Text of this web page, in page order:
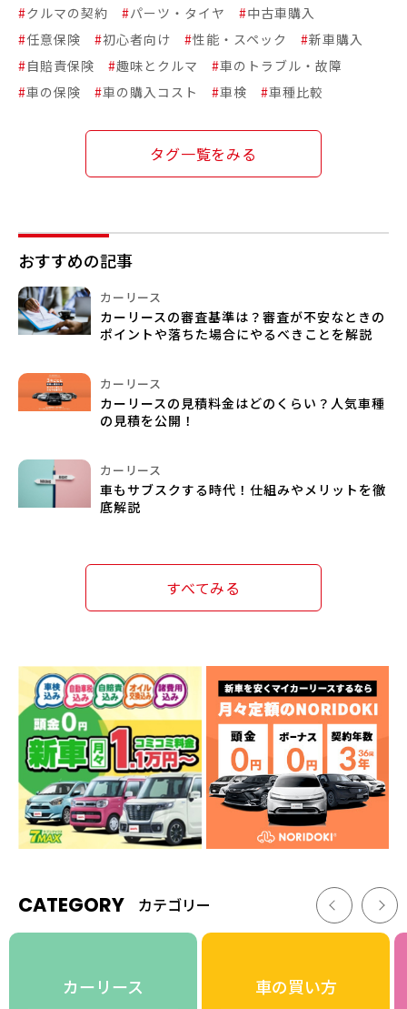
#クルマの契約 #パーツ・タイヤ #中古車購入
#任意保険 #初心者向け #性能・スペック #新車購入
#自賠責保険 #趣味とクルマ #車のトラブル・故障
#車の保険 #車の購入コスト #車検 #車種比較
タグ一覧をみる
おすすめの記事
カーリース
カーリースの審査基準は？審査が不安なときの
ポイントや落ちた場合にやるべきことを解説
カーリース
カーリースの見積料金はどのくらい？人気車種
の見積を公開！
カーリース
車もサブスクする時代！仕組みやメリットを徹
底解説
すべてみる
CATEGORY カテゴリー
カーリース 車の買い方